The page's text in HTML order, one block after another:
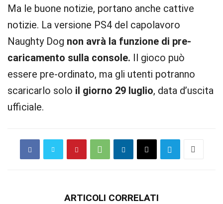
Ma le buone notizie, portano anche cattive
notizie. La versione PS4 del capolavoro
Naughty Dog non avrà la funzione di pre-
caricamento sulla console. Il gioco può
essere pre-ordinato, ma gli utenti potranno
scaricarlo solo il giorno 29 luglio, data d’uscita
ufficiale.
ARTICOLI CORRELATI